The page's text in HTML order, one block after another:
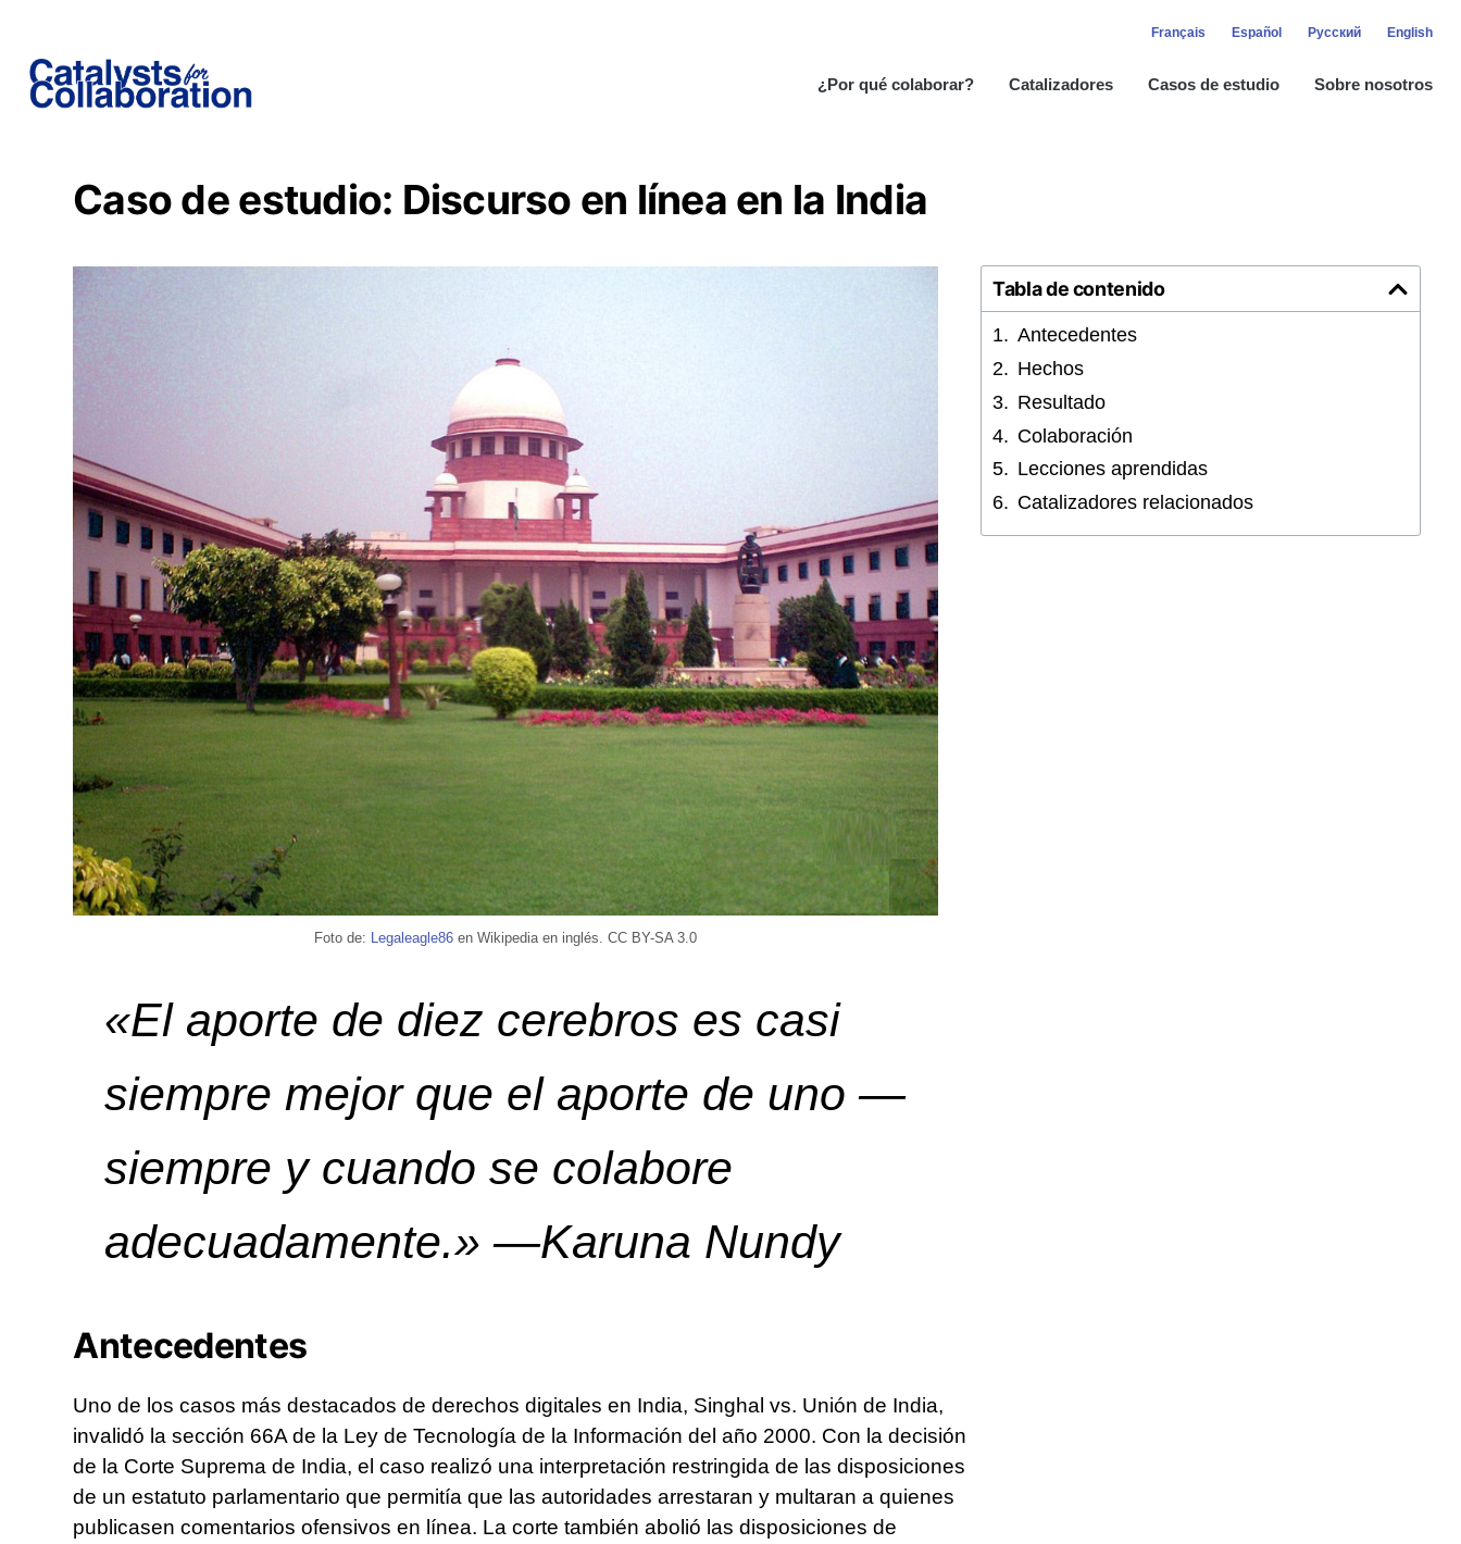
Français Español Русский English
¿Por qué colaborar? Catalizadores​ Casos de estudio Sobre nosotros
Caso de estudio: Discurso en línea en la India
Foto de: Legaleagle86 en Wikipedia en inglés. CC BY-SA 3.0
«El aporte de diez cerebros es casi
siempre mejor que el aporte de uno —
siempre y cuando se colabore
adecuadamente.» —Karuna Nundy
Antecedentes
Uno de los casos más destacados de derechos digitales en India, Singhal vs. Unión de India,
invalidó la sección 66A de la Ley de Tecnología de la Información del año 2000. Con la decisión
de la Corte Suprema de India, el caso realizó una interpretación restringida de las disposiciones
de un estatuto parlamentario que permitía que las autoridades arrestaran y multaran a quienes
publicasen comentarios ofensivos en línea. La corte también abolió las disposiciones de
Tabla de contenido
Antecedentes
Hechos
Resultado
Colaboración
Lecciones aprendidas
Catalizadores relacionados